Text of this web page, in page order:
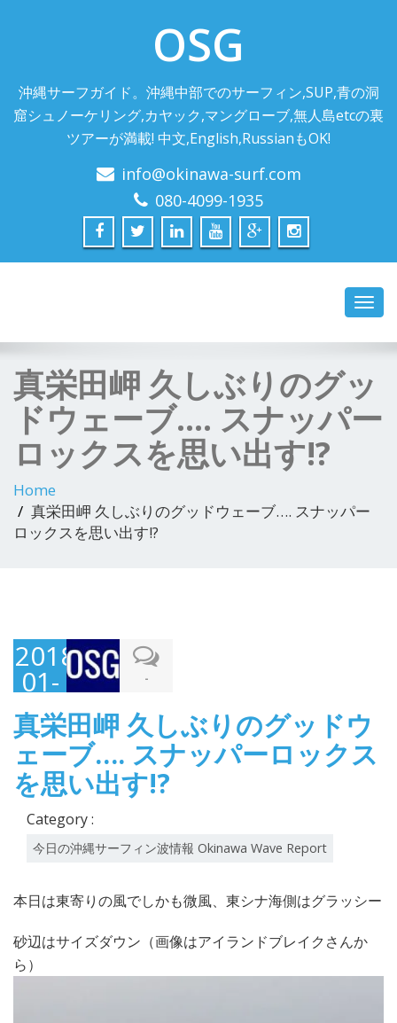
OSG
沖縄サーフガイド。沖縄中部でのサーフィン,SUP,青の洞
窟シュノーケリング,カヤック,マングローブ,無人島etcの裏
ツアーが満載! 中文,English,RussianもOK!
info@okinawa-surf.com
080-4099-1935
真栄田岬 久しぶりのグッ
ドウェーブ…. スナッパー
ロックスを思い出す!?
Home
真栄田岬 久しぶりのグッドウェーブ…. スナッパー
ロックスを思い出す!?
2018-
01-
07
-
真栄田岬 久しぶりのグッドウ
ェーブ…. スナッパーロックス
を思い出す!?
Category :
今日の沖縄サーフィン波情報 Okinawa Wave Report
本日は東寄りの風でしかも微風、東シナ海側はグラッシー
砂辺はサイズダウン（画像はアイランドブレイクさんか
ら）